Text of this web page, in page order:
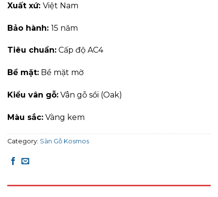
Xuất xứ: Việt Nam
Bảo hành: 15 năm
Tiêu chuẩn: Cấp độ AC4
Bề mặt: Bề mặt mờ
Kiểu vân gỗ: Vân gỗ sồi (Oak)
Màu sắc: Vàng kem
Category: Sàn Gỗ Kosmos